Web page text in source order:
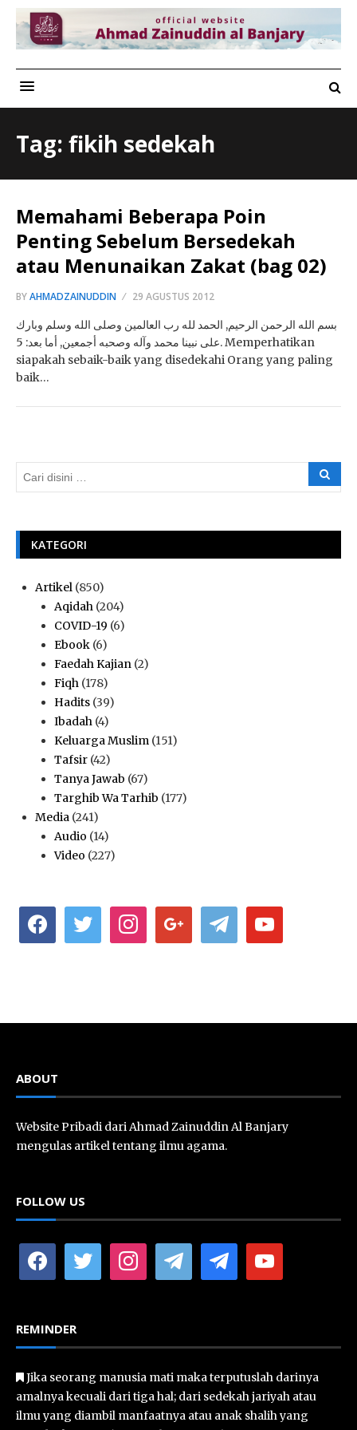
Tag: fikih sedekah
Memahami Beberapa Poin
Penting Sebelum Bersedekah
atau Menunaikan Zakat (bag 02)
BYAHMADZAINUDDIN 29 AGUSTUS 2012
بسم الله الرحمن الرحيم, الحمد لله رب العالمين وصلى الله وسلم وبارك
على نبينا محمد وآله وصحبه أجمعين, أما بعد: 5. Memperhatikan
siapakah sebaik-baik yang disedekahi Orang yang paling
baik…
KATEGORI
Artikel (850)
Aqidah (204)
COVID-19 (6)
Ebook (6)
Faedah Kajian (2)
Fiqh (178)
Hadits (39)
Ibadah (4)
Keluarga Muslim (151)
Tafsir (42)
Tanya Jawab (67)
Targhib Wa Tarhib (177)
Media (241)
Audio (14)
Video (227)
facebook twitter instagramgoogle telegram youtube
ABOUT
Website Pribadi dari Ahmad Zainuddin Al Banjary
mengulas artikel tentang ilmu agama.
FOLLOW US
facebook twitter instagramtelegram telegram youtube
REMINDER
Jika seorang manusia mati maka terputuslah darinya
amalnya kecuali dari tiga hal; dari sedekah jariyah atau
ilmu yang diambil manfaatnya atau anak shalih yang